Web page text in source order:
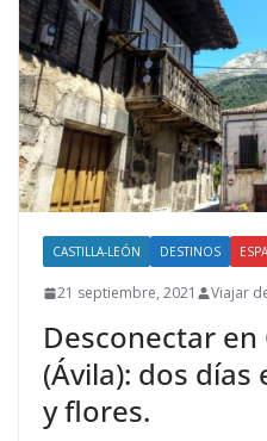
CASTILLA-LEÓN DESTINOS
21 septiembre, 2021 Viajar
Desconectar en
(Ávila): dos
y flores.